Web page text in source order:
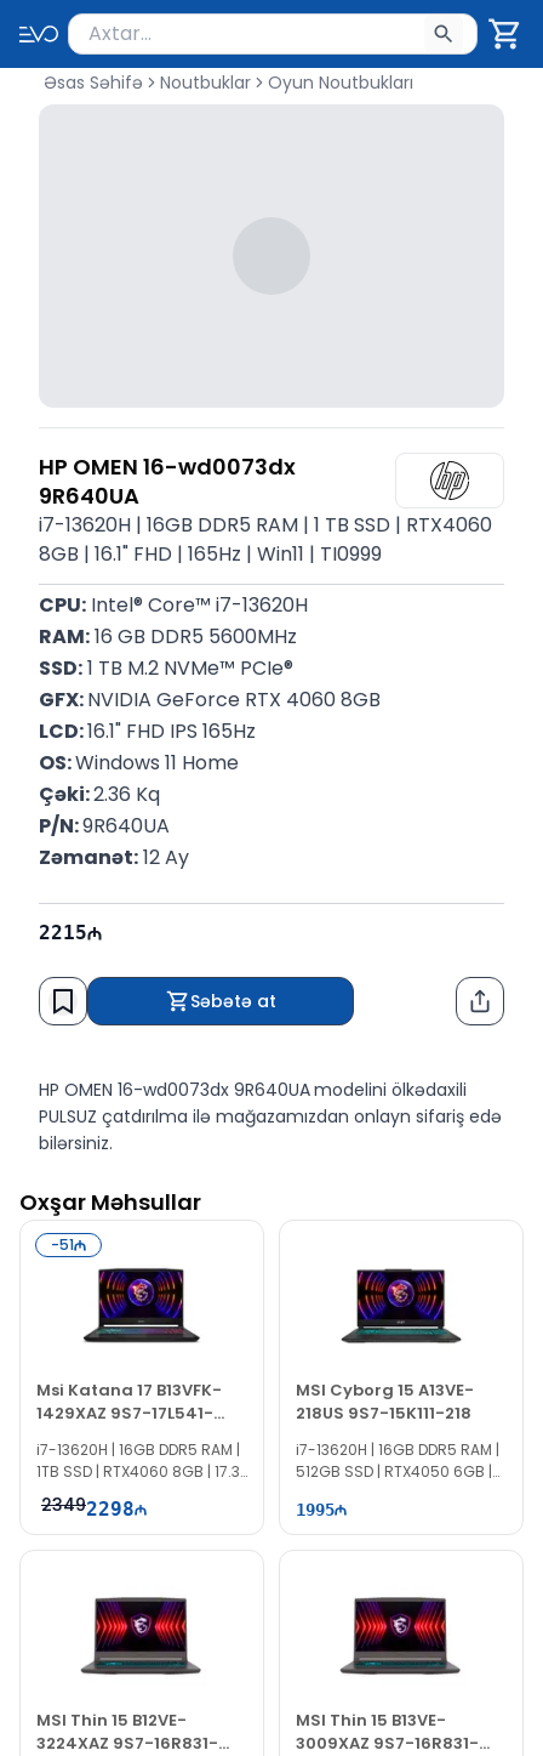
Məhsul axtar
Axtarış üçün ən azı 2 simvol yazın. Göndərmək
Əsas Səhifə Noutbuklar Oyun Noutbukları
HP OMEN 16-wd0073dx
9R640UA
i7-13620H | 16GB DDR5 RAM | 1 TB SSD | RTX4060
8GB | 16.1" FHD | 165Hz | Win11 | TI0999
CPU: Intel® Core™ i7-13620H
RAM: 16 GB DDR5 5600MHz
SSD: 1 TB M.2 NVMe™ PCIe®
GFX: NVIDIA GeForce RTX 4060 8GB
LCD: 16.1" FHD IPS 165Hz
OS: Windows 11 Home
Çəki: 2.36 Kq
P/N: 9R640UA
Zəmanət: 12 Ay
2215
Səbətə at
HP OMEN 16-wd0073dx 9R640UAmodelini ölkədaxili
PULSUZ çatdırılma ilə mağazamızdan onlayn sifariş edə
bilərsiniz.
EvoComp mağazasında nəğd və köçürmə yolu ilə əldə
edə bilərsiniz.
Oxşar Məhsullar
-51
Msi Katana 17 B13VFK-
1429XAZ 9S7-17L541-
i7-13620H | 16GB DDR5 RAM |
1TB SSD | RTX4060 8GB | 17.3"
FHD | 144Hz
23492298
MSI Cyborg 15 A13VE-
218US 9S7-15K111-218
i7-13620H | 16GB DDR5 RAM |
512GB SSD | RTX4050 6GB |
1995
MSI Thin 15 B12VE-
3224XAZ 9S7-16R831-
MSI Thin 15 B13VE-
3009XAZ 9S7-16R831-